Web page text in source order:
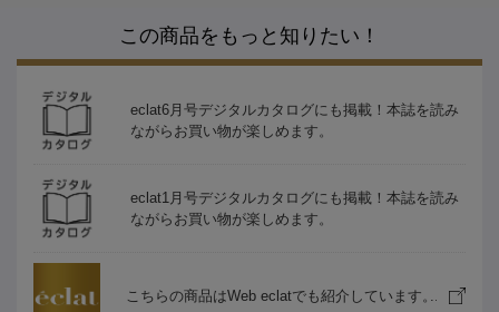
この商品をもっと知りたい！
eclat6月号デジタルカタログにも掲載！本誌を読み
ながらお買い物が楽しめます。
eclat1月号デジタルカタログにも掲載！本誌を読み
ながらお買い物が楽しめます。
こちらの商品はWeb eclatでも紹介しています。